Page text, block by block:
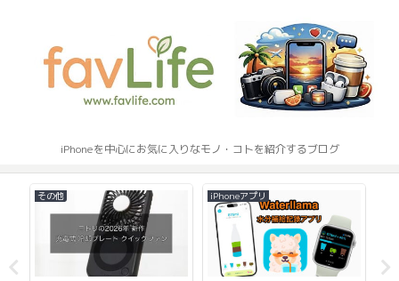
iPhoneを中心にお気に入りなモノ・コトを紹介するブログ
その他 iPhoneアプリ